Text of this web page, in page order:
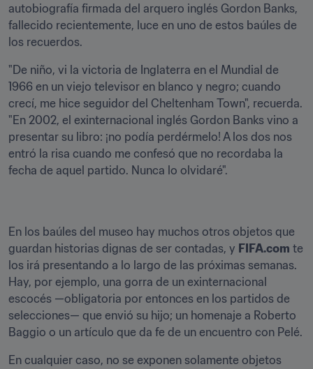
autobiografía firmada del arquero inglés Gordon Banks,
fallecido recientemente, luce en uno de estos baúles de
los recuerdos.
"De niño, vi la victoria de Inglaterra en el Mundial de
1966 en un viejo televisor en blanco y negro; cuando
crecí, me hice seguidor del Cheltenham Town", recuerda.
"En 2002, el exinternacional inglés Gordon Banks vino a
presentar su libro: ¡no podía perdérmelo! A los dos nos
entró la risa cuando me confesó que no recordaba la
fecha de aquel partido. Nunca lo olvidaré".
En los baúles del museo hay muchos otros objetos que
guardan historias dignas de ser contadas, y FIFA.com te
los irá presentando a lo largo de las próximas semanas.
Hay, por ejemplo, una gorra de un exinternacional
escocés —obligatoria por entonces en los partidos de
selecciones— que envió su hijo; un homenaje a Roberto
Baggio o un artículo que da fe de un encuentro con Pelé.
En cualquier caso, no se exponen solamente objetos